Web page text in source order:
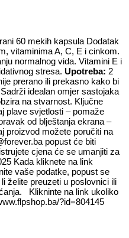
60 mekih kapsula Dodatak
vitaminima A, C, E i cinkom.
normalnog vida. Vitamini E i
stresa. Upotreba: 2
prerano ili prekasno kako bi
idealan omjer sastojaka
na stvarnost. Ključne
plave svjetlosti – pomaže
od blještanja ekrana –
proizvod možete poručiti na
popust će biti
cjena će se umanjiti za
Kada kliknete na link
vaše podatke, popust se
želite preuzeti u poslovnici ili
Klikninte na link ukoliko
?id=804145